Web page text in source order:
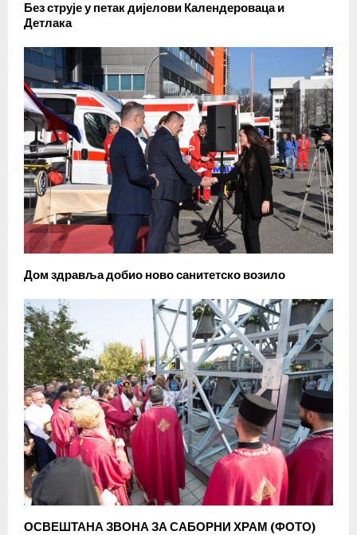
Без струје у петак дијелови Календероваца и
Детлака
Дом здравља добио ново санитетско возило
ОСВЕШТАНА ЗВОНА ЗА САБОРНИ ХРАМ (ФОТО)